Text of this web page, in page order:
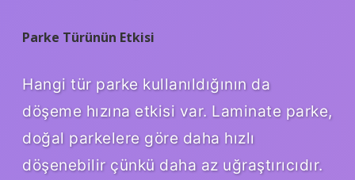
Parke Türünün Etkisi
Hangi tür parke kullanıldığının da
döşeme hızına etkisi var. Laminate parke,
doğal parkelere göre daha hızlı
döşenebilir çünkü daha az uğraştırıcıdır.